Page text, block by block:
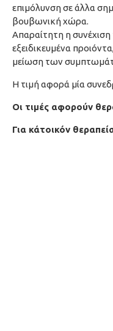
επιμόλυνση σε άλλα
βουβωνική χώρα.
Απαραίτητη η
εξειδικευμένα
μείωση των
Η τιμή αφορά μία
Oι τιμές αφορούν
Για κάτοικόν